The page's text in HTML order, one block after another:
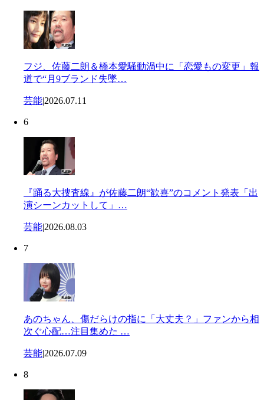
フジ、佐藤二朗＆橋本愛騒動渦中に「恋愛もの変更」報
道で“月9ブランド失墜…
芸能|2026.07.11
6
『踊る大捜査線』が佐藤二朗“歓喜”のコメント発表「出
演シーンカットして」…
芸能|2026.08.03
7
あのちゃん、傷だらけの指に「大丈夫？」ファンから相
次ぐ心配…注目集めた …
芸能|2026.07.09
8